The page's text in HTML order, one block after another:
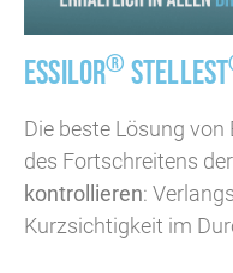
ESSILOR® STELLEST
Die beste Lösung
des Fortschreitens
kontrollieren:
Kurzsichtigkeit im